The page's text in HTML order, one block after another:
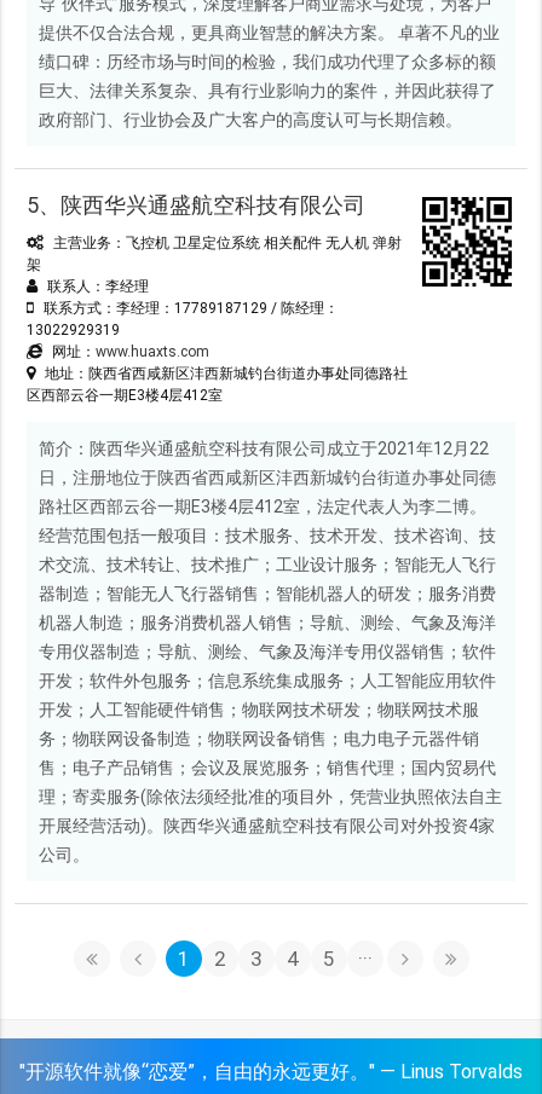
提供不仅合法合规，更具商业智慧的解决方案。 卓著不凡的业
绩口碑：历经市场与时间的检验，我们成功代理了众多标的额
巨大、法律关系复杂、具有行业影响力的案件，并因此获得了
政府部门、行业协会及广大客户的高度认可与长期信赖。
5、陕西华兴通盛航空科技有限公司
主营业务：飞控机 卫星定位系统 相关配件 无人机 弹射
架
联系人：李经理
联系方式：李经理：17789187129 / 陈经理：
13022929319
网址：www.huaxts.com
地址：陕西省西咸新区沣西新城钓台街道办事处同德路社
区西部云谷一期E3楼4层412室
简介：陕西华兴通盛航空科技有限公司成立于2021年12月22
日，注册地位于陕西省西咸新区沣西新城钓台街道办事处同德
路社区西部云谷一期E3楼4层412室，法定代表人为李二博。
经营范围包括一般项目：技术服务、技术开发、技术咨询、技
术交流、技术转让、技术推广；工业设计服务；智能无人飞行
器制造；智能无人飞行器销售；智能机器人的研发；服务消费
机器人制造；服务消费机器人销售；导航、测绘、气象及海洋
专用仪器制造；导航、测绘、气象及海洋专用仪器销售；软件
开发；软件外包服务；信息系统集成服务；人工智能应用软件
开发；人工智能硬件销售；物联网技术研发；物联网技术服
务；物联网设备制造；物联网设备销售；电力电子元器件销
售；电子产品销售；会议及展览服务；销售代理；国内贸易代
理；寄卖服务(除依法须经批准的项目外，凭营业执照依法自主
开展经营活动)。陕西华兴通盛航空科技有限公司对外投资4家
公司。
1 2 3 4 5 ···
"开源软件就像“恋爱”，自由的永远更好。" — Linus Torvalds